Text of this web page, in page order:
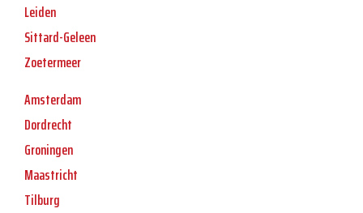
Leiden
Sittard-Geleen
Zoetermeer
Amsterdam
Dordrecht
Groningen
Maastricht
Tilburg